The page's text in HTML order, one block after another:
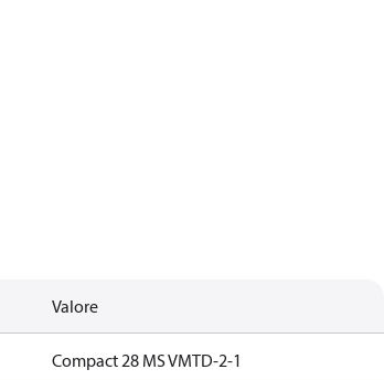
Valore
Compact 28 MS VMTD-2-1